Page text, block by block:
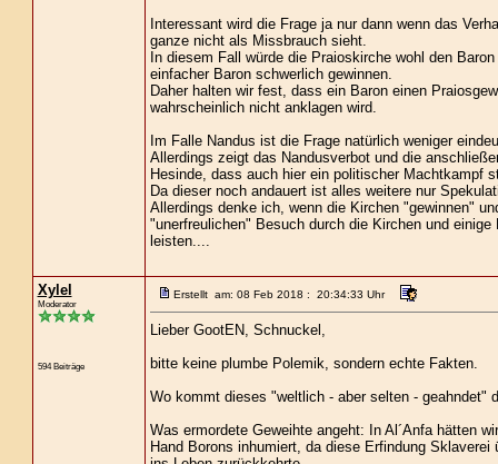
Interessant wird die Frage ja nur dann wenn das
ganze nicht als Missbrauch sieht.
In diesem Fall würde die Praioskirche wohl den
einfacher Baron schwerlich gewinnen.
Daher halten wir fest, dass ein Baron einen
wahrscheinlich nicht anklagen wird.
Im Falle Nandus ist die Frage natürlich weniger
Allerdings zeigt das Nandusverbot und die
Hesinde, dass auch hier ein politischer Machtkampf
Da dieser noch andauert ist alles weitere nur
Allerdings denke ich, wenn die Kirchen "gewinnen"
"unerfreulichen" Besuch durch die Kirchen und
leisten....
Xylel
Moderator
594 Beiträge
Erstellt am: 08 Feb 2018 : 20:34:33 Uhr
Lieber GootEN, Schnuckel,
bitte keine plumbe Polemik, sondern echte Fakten.
Wo kommt dieses "weltlich - aber selten - geahndet"
Was ermordete Geweihte angeht: In Al´Anfa hätten
Hand Borons inhumiert, da diese Erfindung